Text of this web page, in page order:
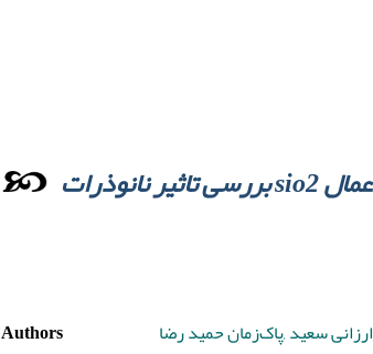
بررسی تاثیر نانوذرات sio2 بر مقاومت به خوردگی، سایش، ضربه و استحکام خمشی پوشش اکریلیکی اعمال
Authors
ارزانی سعید ,پاک‌زمان حمید رضا